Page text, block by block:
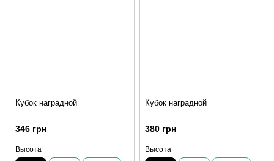
Кубок наградной
346 грн
Высота
Кубок наградной
380 грн
Высота